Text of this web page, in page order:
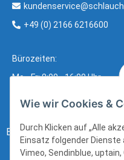
+49 (0) 2166 6216600
Bürozeiten:
Mo - Fr: 8:00 - 16:00 Uhr
Bezahlung:
Wie wir Cookies &
Durch Klicken auf „Alle
Einsatz folgender Dienste
Vimeo, Sendinblue,